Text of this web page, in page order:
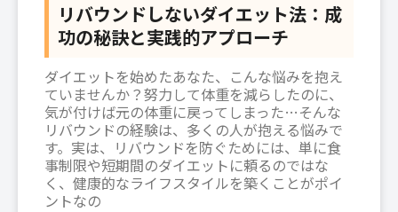
リバウンドしないダイエット法：成
功の秘訣と実践的アプローチ
ダイエットを始めたあなた、こんな悩みを抱え
ていませんか？努力して体重を減らしたのに、
気が付けば元の体重に戻ってしまった…そんな
リバウンドの経験は、多くの人が抱える悩みで
す。実は、リバウンドを防ぐためには、単に食
事制限や短期間のダイエットに頼るのではな
く、健康的なライフスタイルを築くことがポイ
ントなの